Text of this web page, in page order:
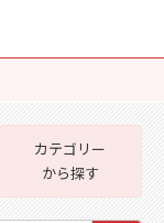
カテゴリー
から探す